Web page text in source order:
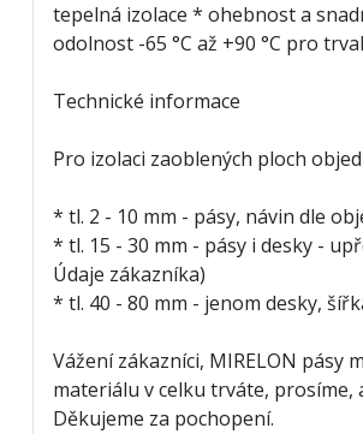
tepelná izolace * ohebnost a
odolnost -65 °C až +90 °C pro
Technické informace
Pro izolaci zaoblených ploch
* tl. 2 - 10 mm - pásy, návin dle
* tl. 15 - 30 mm - pásy i desky -
Údaje zákazníka)
* tl. 40 - 80 mm - jenom desky,
Vážení zákazníci, MIRELON
materiálu v celku trváte, prosíme,
Děkujeme za pochopení.